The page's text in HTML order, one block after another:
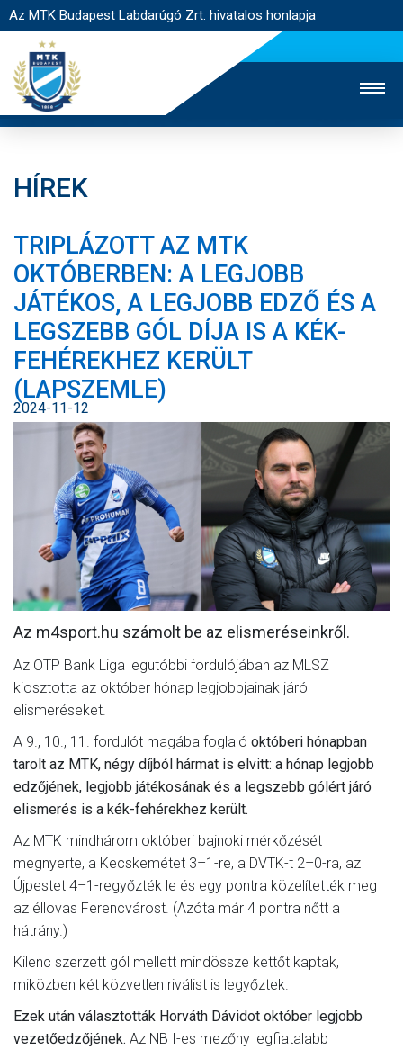
Az MTK Budapest Labdarúgó Zrt. hivatalos honlapja
JEGYÉRTÉKESÍTÉS
WEBSHOP
EGYESÜLET
KAPCSOLAT
NYITÓLAP
HÍREK
CSAPATOK
MÉRKŐZÉSEK
KLUB
GALÉRIA
SZURKOLÓI ÉLMÉNYEK
AKKREDITÁCIÓ
HÍREK
TRIPLÁZOTT AZ MTK
OKTÓBERBEN: A LEGJOBB
JÁTÉKOS, A LEGJOBB EDZŐ ÉS A
LEGSZEBB GÓL DÍJA IS A KÉK-
FEHÉREKHEZ KERÜLT
(LAPSZEMLE)
2024-11-12
Az m4sport.hu számolt be az elismeréseinkről.
Az OTP Bank Liga legutóbbi fordulójában az MLSZ
kiosztotta az október hónap legjobbjainak járó
elismeréseket.
A 9., 10., 11. fordulót magába foglaló októberi hónapban
tarolt az MTK, négy díjból hármat is elvitt: a hónap legjobb
edzőjének, legjobb játékosának és a legszebb gólért járó
elismerés is a kék-fehérekhez került.
Az MTK mindhárom októberi bajnoki mérkőzését
megnyerte, a Kecskemétet 3–1-re, a DVTK-t 2–0-ra, az
Újpestet 4–1-regyőzték le és egy pontra közelítették meg
az éllovas Ferencvárost. (Azóta már 4 pontra nőtt a
hátrány.)
Kilenc szerzett gól mellett mindössze kettőt kaptak,
miközben két közvetlen riválist is legyőztek.
Ezek után választották Horváth Dávidot október legjobb
vezetőedzőjének. Az NB I-es mezőny legfiatalabb